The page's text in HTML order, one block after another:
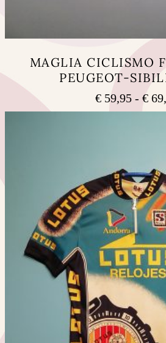
MAGLIA CICLISMO
PEUGEOT-
€59,95 - €
Le
opzioni
essere
scelte
nella
pagina
del